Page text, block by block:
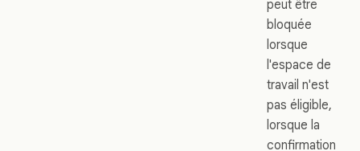
peut être
bloquée
lorsque
l'espace de
travail n'est
pas éligible,
lorsque la
confirmation